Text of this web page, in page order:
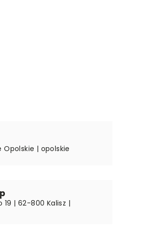
Opolskie | opolskie
19 | 62-800 Kalisz |